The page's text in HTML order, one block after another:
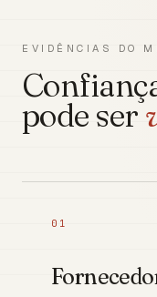
EVIDÊNCIAS DO
pode ser
01